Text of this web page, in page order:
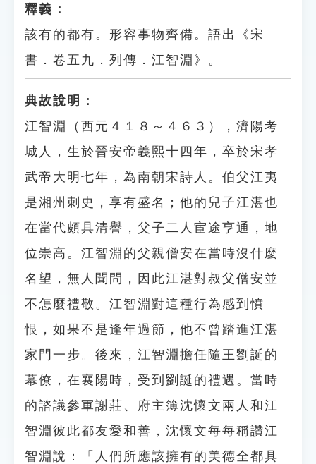
釋義：
該有的都有。形容事物齊備。語出《宋
書．卷五九．列傳．江智淵》。
典故說明：
江智淵（西元４１８～４６３），濟陽考
城人，生於晉安帝義熙十四年，卒於宋孝
武帝大明七年，為南朝宋詩人。伯父江夷
是湘州刺史，享有盛名；他的兒子江湛也
在當代頗具清譽，父子二人宦途亨通，地
位崇高。江智淵的父親僧安在當時沒什麼
名望，無人聞問，因此江湛對叔父僧安並
不怎麼禮敬。江智淵對這種行為感到憤
恨，如果不是逢年過節，他不曾踏進江湛
家門一步。後來，江智淵擔任隨王劉誕的
幕僚，在襄陽時，受到劉誕的禮遇。當時
的諮議參軍謝莊、府主簿沈懷文兩人和江
智淵彼此都友愛和善，沈懷文每每稱讚江
智淵說：「人們所應該擁有的美德全都具